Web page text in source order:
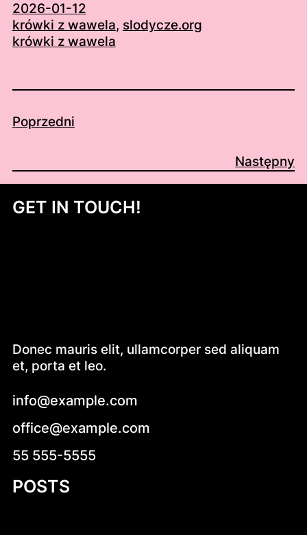
2026-01-12
krówki z wawela, slodycze.org
krówki z wawela
Poprzedni
Następny
GET IN TOUCH!
Donec mauris elit, ullamcorper sed aliquam
et, porta et leo.
info@example.com
office@example.com
55 555-5555
POSTS